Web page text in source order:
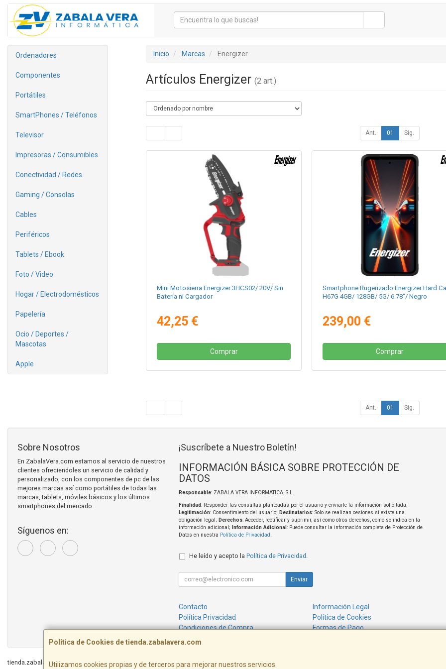
Ordenadores
Componentes
Portátiles
SmartPhones / Teléfonos
Televisor
Impresoras / Consumibles
Conectividad / Redes
Gaming / Consolas
Cables
Periféricos
Tablets / Ebook
Foto / Video
Hogar / Electrodomésticos
Papelería
Ocio / Deportes /
Mascotas
Apple
Inicio Marcas Energizer
Artículos Energizer (2 art.)
Ant. 01 Sig.
Mini Motosierra Energizer 3HCS02/ 20V/ Sin
Batería ni Cargador
42,25 €
Comprar
Smartphone Rugerizado Energizer Hard
H67G 4GB/ 128GB/ 5G/ 6.78"/ Negro
239,00 €
Comprar
Ant. 01 Sig.
Política de Cookies de tienda.zabalavera.com
Utilizamos cookies propias y de terceros para mejorar nuestros servicios.
Sobre Nosotros
En ZabalaVera.com estamos al servicio de nuestros
clientes ofreciendoles un servicio de calidad y
personalizado, con los componentes de pc de las
mejores marcas así como portátiles de todas las
marcas, tablets, móviles básicos y los últimos
smartphones del mercado.
Síguenos en:
¡Suscríbete a Nuestro Boletín!
INFORMACIÓN BÁSICA SOBRE PROTECCIÓN DE
DATOS
Responsable: ZABALA VERA INFORMATICA, S.L.
Finalidad: Responder las consultas planteadas por el usuario y enviarle la información solicitada;
Legitimación: Consentimiento del usuario; Destinatarios: Solo se realizan cesiones si existe una
obligación legal; Derechos: Acceder, rectificar y suprimir, así como otros derechos, como se indica en la
información adicional;
Información Adicional : Puede consultar la información completa de Protección de
Datos en nuestra Política de Privacidad
He leído y acepto la Política de Privacidad .
Enviar
Contacto
Información Legal
Política Privacidad
Política de Cookies
Condiciones de Compra
Formas de Pago
tienda.zabalavera.com © 2026